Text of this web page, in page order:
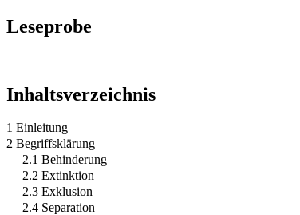
Leseprobe
Inhaltsverzeichnis
1 Einleitung
2 Begriffsklärung
2.1 Behinderung
2.2 Extinktion
2.3 Exklusion
2.4 Separation